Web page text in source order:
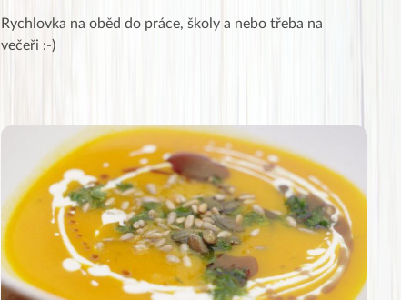
Rychlovka na oběd do práce, školy a nebo třeba na
večeři :-)